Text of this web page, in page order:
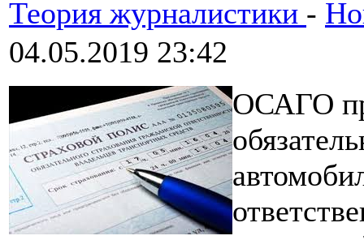
Теория журналистики -
04.05.2019 23:42
ОСАГО